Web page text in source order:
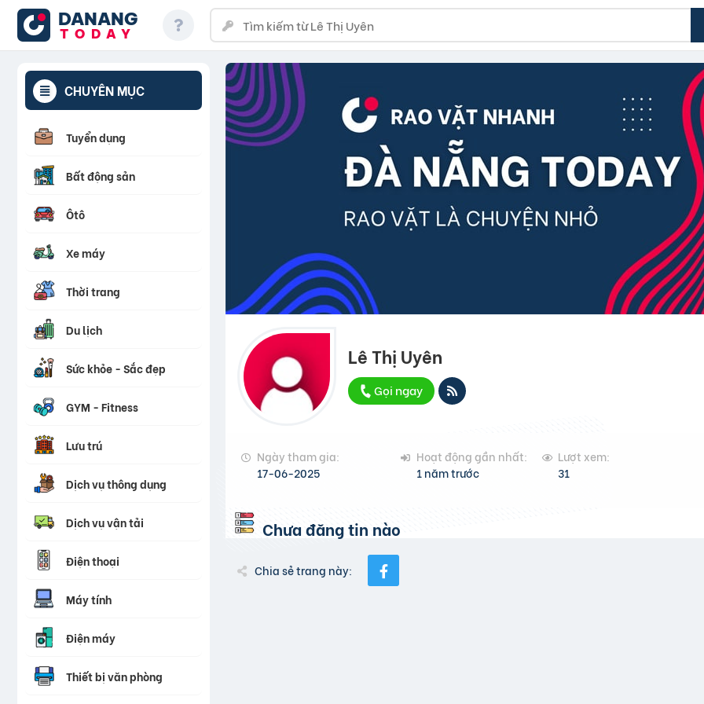
DANANG
TODAY
CHUYÊN MỤC
Tuyển dụng
Bất động sản
Ôtô
Xe máy
Thời trang
Du lịch
Sức khỏe - Sắc đẹp
GYM - Fitness
Lưu trú
Dịch vụ thông dụng
Dịch vụ vận tải
Điện thoại
Máy tính
Điện máy
Thiết bị văn phòng
Lê Thị Uyên
Gọi ngay
Ngày tham gia:
17-06-2025
Hoạt động gần nhất:
1 năm trước
Lượt xem:
31
Chưa đăng tin nào
Chia sẻ trang này: